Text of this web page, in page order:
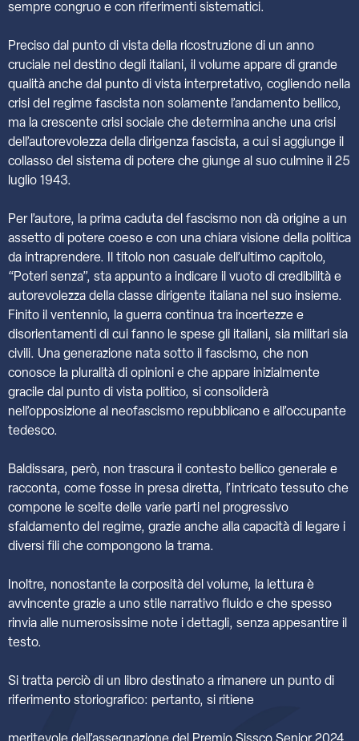
sempre congruo e con riferimenti sistematici.
Preciso dal punto di vista della ricostruzione di un anno
cruciale nel destino degli italiani, il volume appare di grande
qualità anche dal punto di vista interpretativo, cogliendo nella
crisi del regime fascista non solamente l’andamento bellico,
ma la crescente crisi sociale che determina anche una crisi
dell’autorevolezza della dirigenza fascista, a cui si aggiunge il
collasso del sistema di potere che giunge al suo culmine il 25
luglio 1943.
Per l’autore, la prima caduta del fascismo non dà origine a un
assetto di potere coeso e con una chiara visione della politica
da intraprendere. Il titolo non casuale dell’ultimo capitolo,
“Poteri senza”, sta appunto a indicare il vuoto di credibilità e
autorevolezza della classe dirigente italiana nel suo insieme.
Finito il ventennio, la guerra continua tra incertezze e
disorientamenti di cui fanno le spese gli italiani, sia militari sia
civili. Una generazione nata sotto il fascismo, che non
conosce la pluralità di opinioni e che appare inizialmente
gracile dal punto di vista politico, si consoliderà
nell’opposizione al neofascismo repubblicano e all’occupante
tedesco.
Baldissara, però, non trascura il contesto bellico generale e
racconta, come fosse in presa diretta, l’intricato tessuto che
compone le scelte delle varie parti nel progressivo
sfaldamento del regime, grazie anche alla capacità di legare i
diversi fili che compongono la trama.
Inoltre, nonostante la corposità del volume, la lettura è
avvincente grazie a uno stile narrativo fluido e che spesso
rinvia alle numerosissime note i dettagli, senza appesantire il
testo.
Si tratta perciò di un libro destinato a rimanere un punto di
riferimento storiografico: pertanto, si ritiene